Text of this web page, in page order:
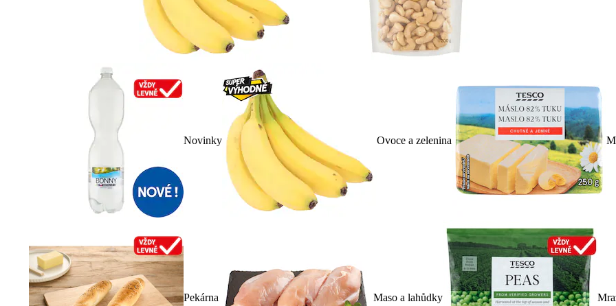
Novinky Ovoce a zelenina
Pekárna Maso a lahůdky